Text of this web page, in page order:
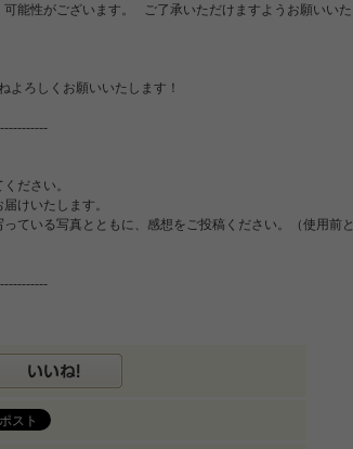
能性がございます。 ご了承いただけますようお願いいた
よろしくお願いいたします！
ださい。
けいたします。
ている写真とともに、感想をご投稿ください。（使用前と